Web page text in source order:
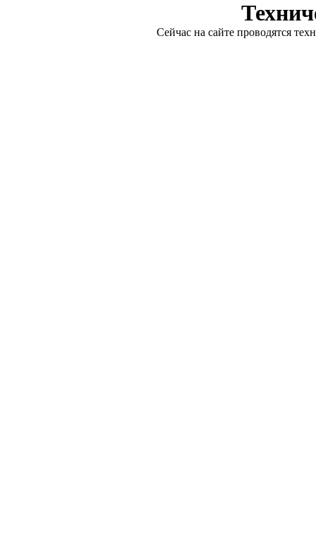
Сейчас на сайте проводятся